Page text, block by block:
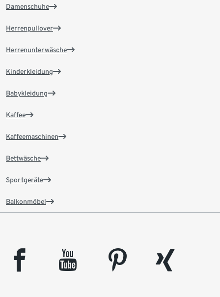
Damenschuhe
Herrenpullover
Herrenunterwäsche
Kinderkleidung
Babykleidung
Kaffee
Kaffeemaschinen
Bettwäsche
Sportgeräte
Balkonmöbel
facebook youtube pinterest
xing